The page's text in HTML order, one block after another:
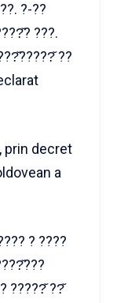
?-??
???.
??
prin decret
a
? ????
?????̆ ??̆